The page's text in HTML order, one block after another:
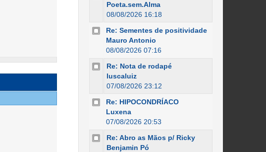
Poeta.sem.Alma
08/08/2026 16:18
Re: Sementes de positividade
Mauro Antonio
08/08/2026 07:16
Re: Nota de rodapé
luscaluiz
07/08/2026 23:12
Re: HIPOCONDRÍACO
Luxena
07/08/2026 20:53
Re: Abro as Mãos p/ Ricky
Benjamin Pó